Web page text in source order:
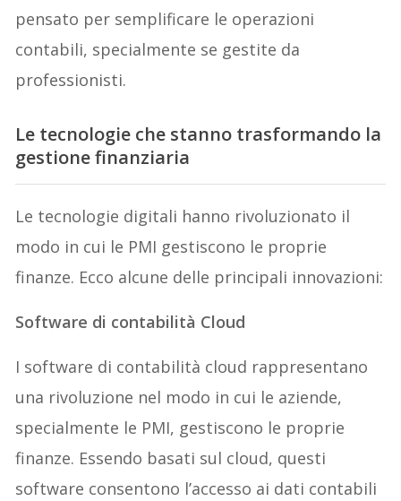
pensato per semplificare le operazioni
contabili, specialmente se gestite da
professionisti.
Le tecnologie che stanno trasformando la
gestione finanziaria
Le tecnologie digitali hanno rivoluzionato il
modo in cui le PMI gestiscono le proprie
finanze. Ecco alcune delle principali innovazioni:
Software di contabilità Cloud
I software di contabilità cloud rappresentano
una rivoluzione nel modo in cui le aziende,
specialmente le PMI, gestiscono le proprie
finanze. Essendo basati sul cloud, questi
software consentono l’accesso ai dati contabili